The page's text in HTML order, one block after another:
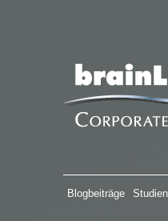
Blogbeiträge Studien